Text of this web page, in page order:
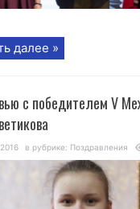
далее »
с победителем V
в рубрике: Поздравления